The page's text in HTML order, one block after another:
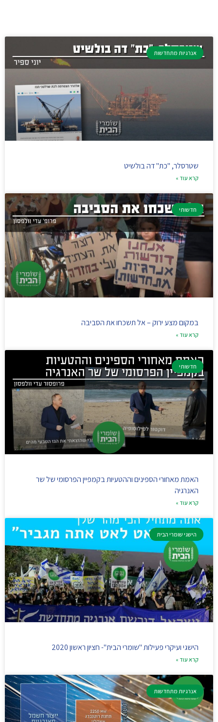
אנרגיות מתחדשות
שטרסלר, "כת" דה בולשיט
קרא עוד »
חדשותי
במקום מצע ירוק – אל תשכחו את הסביבה
קרא עוד »
חדשותי
האמת מאחורי הספינים וההטעיות בקמפיין הפרסומי של שר
האנרגיה
קרא עוד »
הישגי שומרי הבית
הישגי ועיקרי פעילות "שומרי הבית"- חציון ראשון 2020
קרא עוד »
אנרגיות מתחדשות